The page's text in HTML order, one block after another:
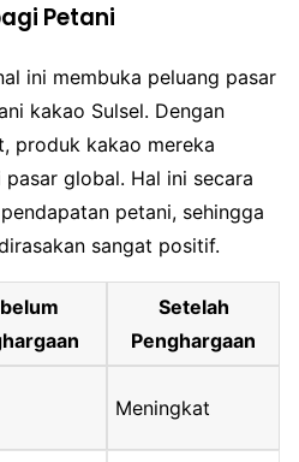
Petani
ini membuka peluang pasar
kakao Sulsel. Dengan
produk kakao mereka
global. Hal ini secara
petani, sehingga
sangat positif.
Setelah
Penghargaan
Meningkat